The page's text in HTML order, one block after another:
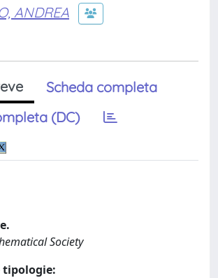
ANDREA
Scheda completa
(DC)
Society
tipologie: